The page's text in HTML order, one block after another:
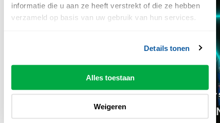
informatie die u aan ze heeft verstrekt of die ze hebben
verzameld op basis van uw gebruik van hun services.
Details tonen
Alles toestaan
Weigeren
As I Left My Fathers House
New Dutch Connections ism SLAG |
DO 17
VV |